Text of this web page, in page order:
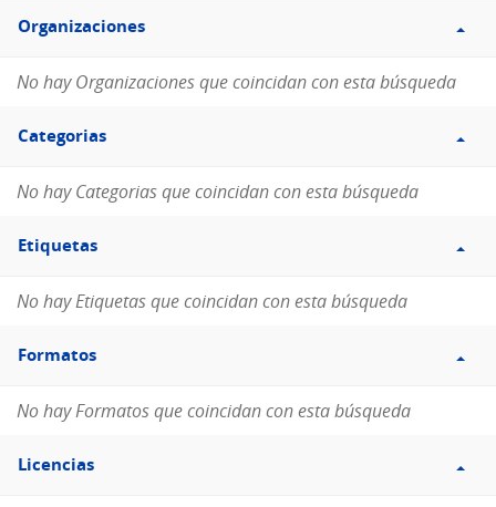
Filtro
Organizaciones
Organizaciones
No hay Organizaciones que coincidan con esta búsqueda
Filtro
Categorias
Categorias
No hay Categorias que coincidan con esta búsqueda
Filtro
Etiquetas
Etiquetas
No hay Etiquetas que coincidan con esta búsqueda
Filtro
Formatos
Formatos
No hay Formatos que coincidan con esta búsqueda
Filtro
Licencias
Licencias